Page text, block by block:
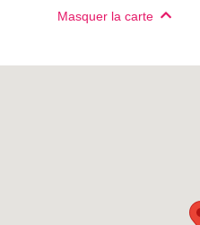
Masquer la carte